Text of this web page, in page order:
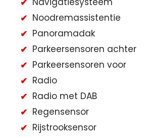
Noodremassistentie
Panoramadak
Parkeersensoren achter
Parkeersensoren voor
Radio
Radio met DAB
Regensensor
Rijstrooksensor